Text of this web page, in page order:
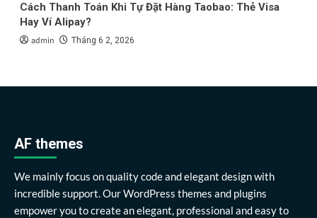
Cách Thanh Toán Khi Tự Đặt Hàng Taobao: Thẻ Visa
Hay Ví Alipay?
admin Tháng 6 2, 2026
AF themes
We mainly focus on quality code and elegant design with
incredible support. Our WordPress themes and plugins
empower you to create an elegant, professional and easy to